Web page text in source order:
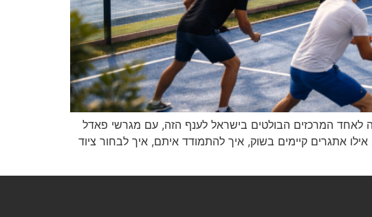
לאחד המרכזים הבולטים בישראל לענף הזה, עם מגרשי פאדל
אתגרים קיימים בשוק, איך להתמודד איתם, איך לבחור ציוד